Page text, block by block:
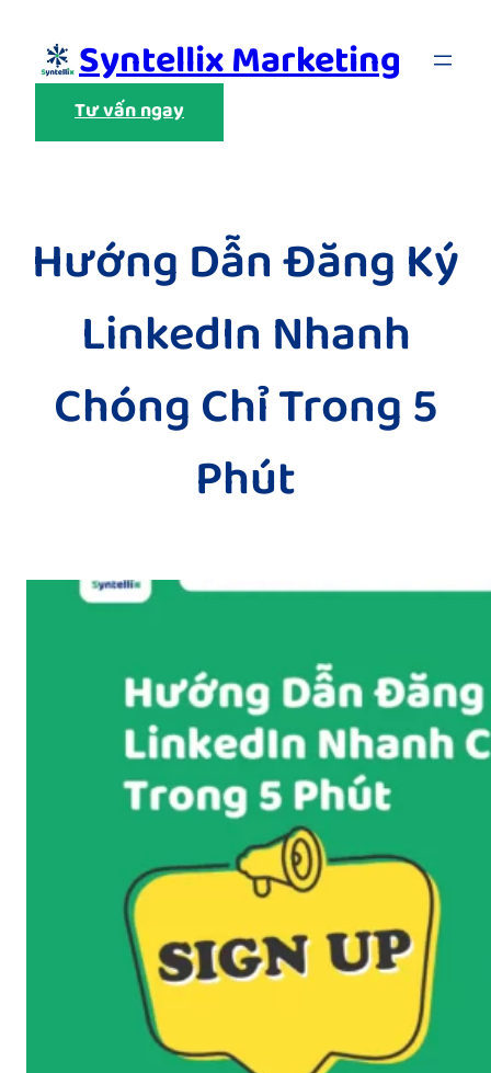
content Syntellix Marketing
Tư vấn ngay
Hướng Dẫn Đăng Ký
LinkedIn Nhanh
Chóng Chỉ Trong 5
Phút